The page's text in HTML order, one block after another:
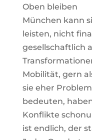
Oben bleiben
München kann
leisten, nicht
gesellschaftlich
Mobilität, gern
sie eher
bedeuten,
Konflikte
ist endlich, der